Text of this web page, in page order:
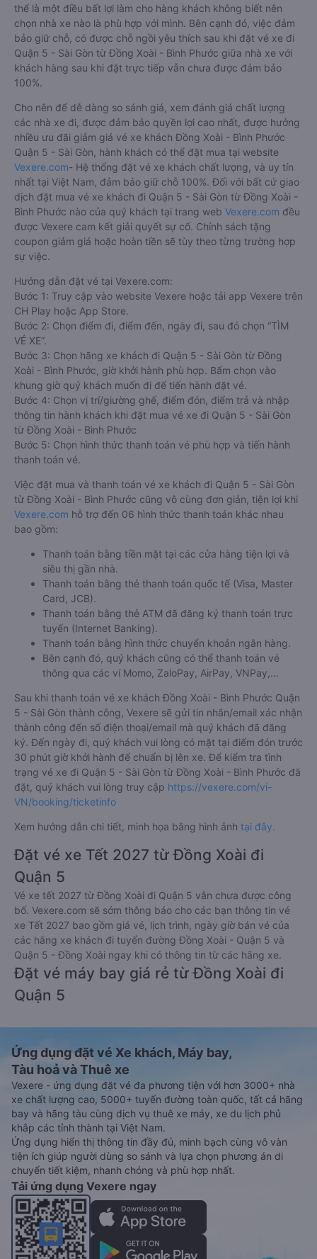
thể là một điều bất lợi làm cho hàng khách không biết nên
chọn nhà xe nào là phù hợp với mình. Bên cạnh đó, việc đảm
bảo giữ chỗ, có được chỗ ngồi yêu thích sau khi đặt vé xe đi
Quận 5 - Sài Gòn từ Đồng Xoài - Bình Phước giữa nhà xe với
khách hàng sau khi đặt trực tiếp vẫn chưa được đảm bảo
100%.
Cho nên để dễ dàng so sánh giá, xem đánh giá chất lượng
các nhà xe đi, được đảm bảo quyền lợi cao nhất, được hưởng
nhiều ưu đãi giảm giá vé xe khách Đồng Xoài - Bình Phước
Quận 5 - Sài Gòn, hành khách có thể đặt mua tại website
Vexere.com- Hệ thống đặt vé xe khách chất lượng, và uy tín
nhất tại Việt Nam, đảm bảo giữ chỗ 100%. Đối với bất cứ giao
dịch đặt mua vé xe khách đi Quận 5 - Sài Gòn từ Đồng Xoài -
Bình Phước nào của quý khách tại trang web Vexere.com đều
được Vexere cam kết giải quyết sự cố. Chính sách tặng
coupon giảm giá hoặc hoàn tiền sẽ tùy theo từng trường hợp
sự việc.
Hướng dẫn đặt vé tại Vexere.com:
Bước 1: Truy cập vào website Vexere hoặc tải app Vexere trên
CH Play hoặc App Store.
Bước 2: Chọn điểm đi, điểm đến, ngày đi, sau đó chọn “TÌM
VÉ XE”.
Bước 3: Chọn hãng xe khách đi Quận 5 - Sài Gòn từ Đồng
Xoài - Bình Phước, giờ khởi hành phù hợp. Bấm chọn vào
khung giờ quý khách muốn đi để tiến hành đặt vé.
Bước 4: Chọn vị trí/giường ghế, điểm đón, điểm trả và nhập
thông tin hành khách khi đặt mua vé xe đi Quận 5 - Sài Gòn
từ Đồng Xoài - Bình Phước
Bước 5: Chọn hình thức thanh toán vé phù hợp và tiến hành
thanh toán vé.
Việc đặt mua và thanh toán vé xe khách đi Quận 5 - Sài Gòn
từ Đồng Xoài - Bình Phước cũng vô cùng đơn giản, tiện lợi khi
Vexere.com hỗ trợ đến 06 hình thức thanh toán khác nhau
bao gồm:
Thanh toán bằng tiền mặt tại các cửa hàng tiện lợi và
siêu thị gần nhà.
Thanh toán bằng thẻ thanh toán quốc tế (Visa, Master
Card, JCB).
Thanh toán bằng thẻ ATM đã đăng ký thanh toán trực
tuyến (Internet Banking).
Thanh toán bằng hình thức chuyển khoản ngân hàng.
Bên cạnh đó, quý khách cũng có thể thanh toán vé
thông qua các ví Momo, ZaloPay, AirPay, VNPay,…
Sau khi thanh toán vé xe khách Đồng Xoài - Bình Phước Quận
5 - Sài Gòn thành công, Vexere sẽ gửi tin nhắn/email xác nhận
thành công đến số điện thoại/email mà quý khách đã đăng
ký. Đến ngày đi, quý khách vui lòng có mặt tại điểm đón trước
30 phút giờ khởi hành để chuẩn bị lên xe. Để kiểm tra tình
trạng vé xe đi Quận 5 - Sài Gòn từ Đồng Xoài - Bình Phước đã
đặt, quý khách vui lòng truy cập https://vexere.com/vi-
VN/booking/ticketinfo
Xem hướng dẫn chi tiết, minh họa bằng hình ảnh tại đây.
Đặt vé xe Tết 2027 từ Đồng Xoài đi
Quận 5
Vé xe tết 2027 từ Đồng Xoài đi Quận 5 vẫn chưa được công
bố. Vexere.com sẽ sớm thông báo cho các bạn thông tin vé
xe Tết 2027 bao gồm giá vé, lịch trình, ngày giờ bán vé của
các hãng xe khách đi tuyến đường Đồng Xoài - Quận 5 và
Quận 5 - Đồng Xoài ngay khi có thông tin từ các hãng xe.
Đặt vé máy bay giá rẻ từ Đồng Xoài đi
Quận 5
Ứng dụng đặt vé Xe khách, Máy bay,
Tàu hoả và Thuê xe
Vexere - ứng dụng đặt vé đa phương tiện với hơn 3000+ nhà
xe chất lượng cao, 5000+ tuyến đường toàn quốc, tất cả hãng
bay và hãng tàu cùng dịch vụ thuê xe máy, xe du lịch phủ
khắp các tỉnh thành tại Việt Nam.
Ứng dụng hiển thị thông tin đầy đủ, minh bạch cùng vô vàn
tiện ích giúp người dùng so sánh và lựa chọn phương án di
chuyển tiết kiệm, nhanh chóng và phù hợp nhất.
Tải ứng dụng Vexere ngay